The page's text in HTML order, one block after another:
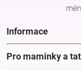
Informace
Pro maminky a